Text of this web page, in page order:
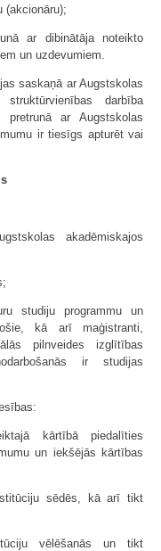
(akcionāru);
ar dibinātāja noteikto
un uzdevumiem.
saskaņā ar Augstskolas
darbība
ar Augstskolas
ir tiesīgs apturēt vai
akadēmiskajos
studiju programmu un
kā arī maģistranti,
pilnveides izglītības
ir studijas
kārtībā piedalīties
un iekšējās kārtības
sēdēs, kā arī tikt
vēlēšanās un tikt